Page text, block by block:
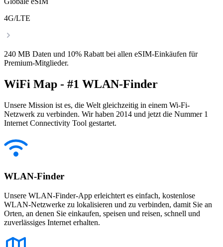
4G/LTE
240 MB Daten und 10% Rabatt bei allen eSIM-Einkäufen für
Premium-Mitglieder.
WiFi Map - #1 WLAN-Finder
Unsere Mission ist es, die Welt gleichzeitig in einem Wi-Fi-
Netzwerk zu verbinden. Wir haben 2014 und jetzt die Nummer 1
Internet Connectivity Tool gestartet.
WLAN-Finder
Unsere WLAN-Finder-App erleichtert es einfach, kostenlose
WLAN-Netzwerke zu lokalisieren und zu verbinden, damit Sie an
Orten, an denen Sie einkaufen, speisen und reisen, schnell und
zuverlässiges Internet erhalten.